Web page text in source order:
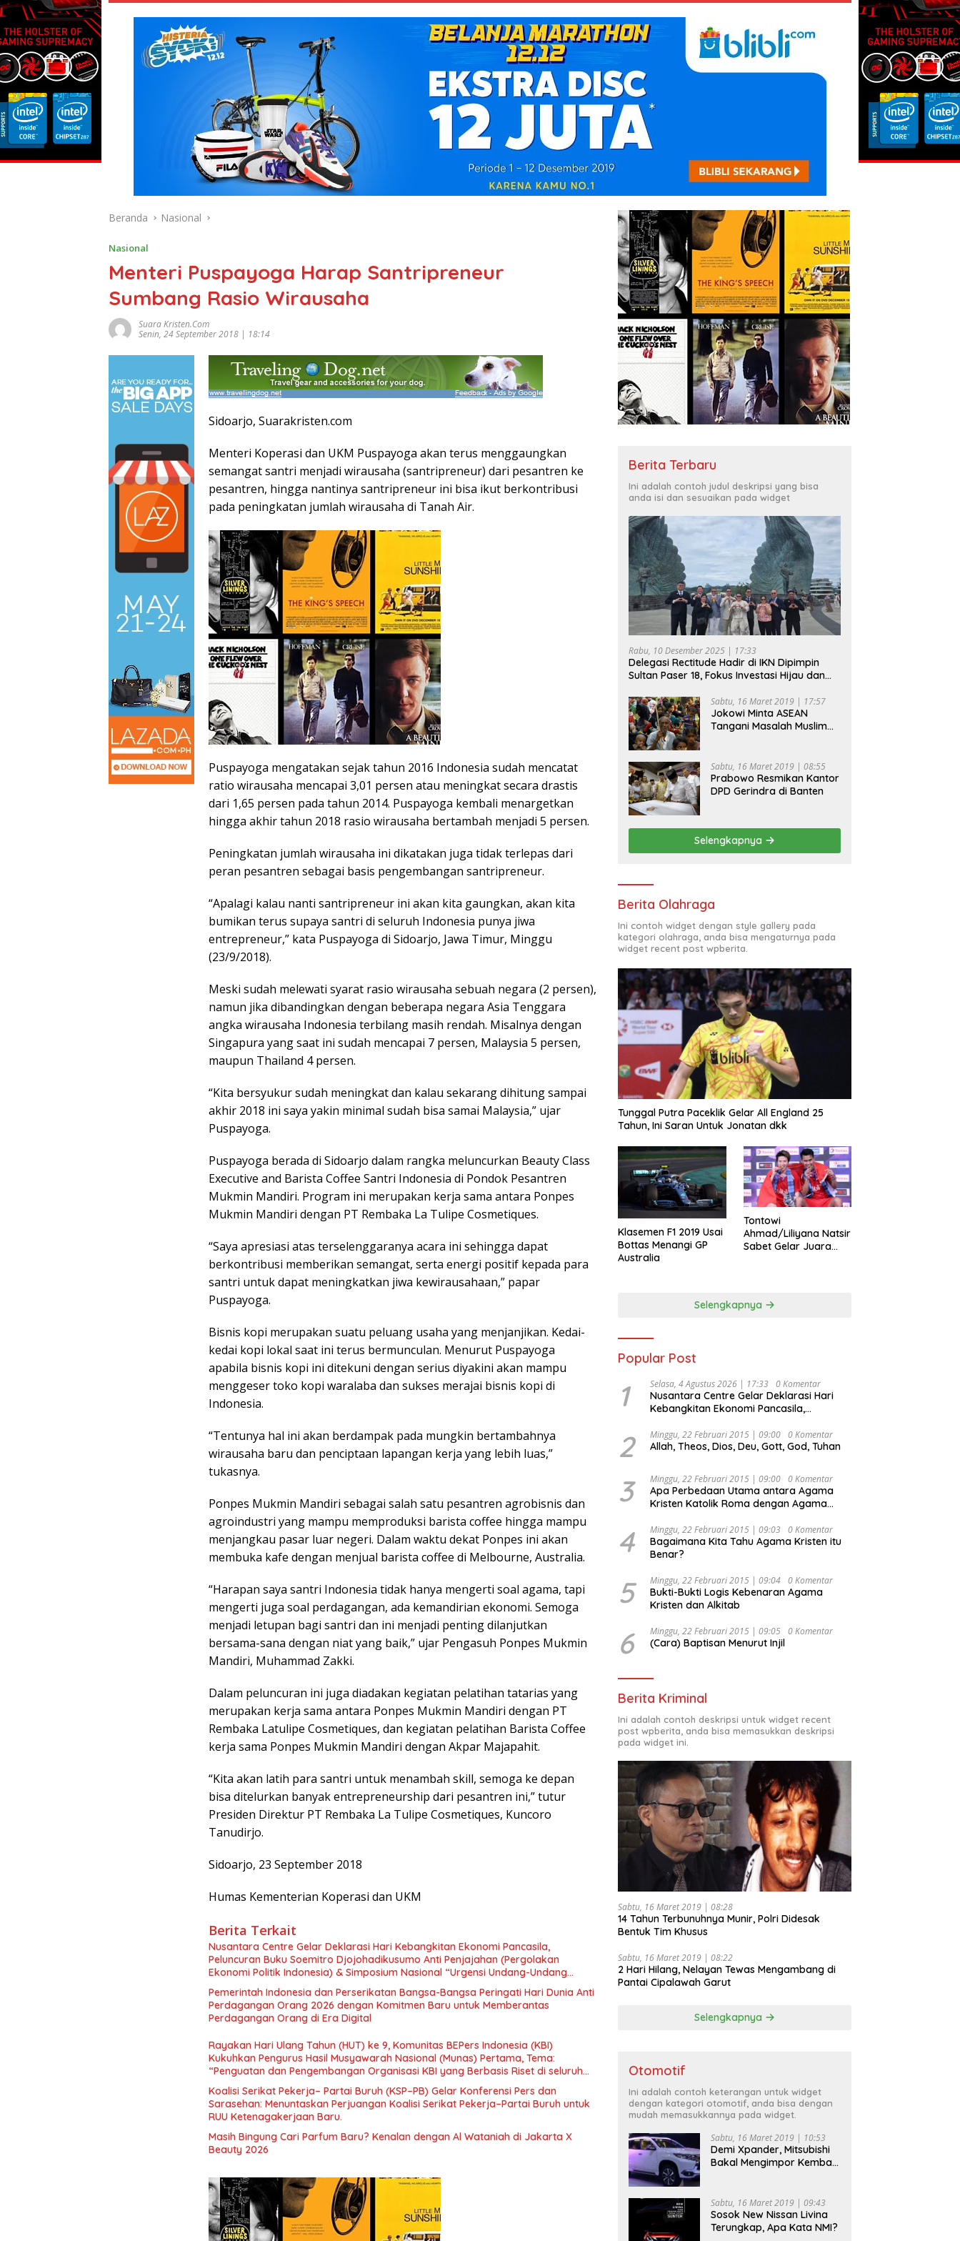
Beranda Nasional
Nasional
Menteri Puspayoga Harap Santripreneur
Sumbang Rasio Wirausaha
Suara Kristen.com
Senin, 24 September 2018 | 18:14
Sidoarjo, Suarakristen.com
Menteri Koperasi dan UKM Puspayoga akan terus menggaungkan
semangat santri menjadi wirausaha (santripreneur) dari pesantren ke
pesantren, hingga nantinya santripreneur ini bisa ikut berkontribusi
pada peningkatan jumlah wirausaha di Tanah Air.
Puspayoga mengatakan sejak tahun 2016 Indonesia sudah mencatat
ratio wirausaha mencapai 3,01 persen atau meningkat secara drastis
dari 1,65 persen pada tahun 2014. Puspayoga kembali menargetkan
hingga akhir tahun 2018 rasio wirausaha bertambah menjadi 5 persen.
Peningkatan jumlah wirausaha ini dikatakan juga tidak terlepas dari
peran pesantren sebagai basis pengembangan santripreneur.
“Apalagi kalau nanti santripreneur ini akan kita gaungkan, akan kita
bumikan terus supaya santri di seluruh Indonesia punya jiwa
entrepreneur,” kata Puspayoga di Sidoarjo, Jawa Timur, Minggu
(23/9/2018).
Meski sudah melewati syarat rasio wirausaha sebuah negara (2 persen),
namun jika dibandingkan dengan beberapa negara Asia Tenggara
angka wirausaha Indonesia terbilang masih rendah. Misalnya dengan
Singapura yang saat ini sudah mencapai 7 persen, Malaysia 5 persen,
maupun Thailand 4 persen.
“Kita bersyukur sudah meningkat dan kalau sekarang dihitung sampai
akhir 2018 ini saya yakin minimal sudah bisa samai Malaysia,” ujar
Puspayoga.
Puspayoga berada di Sidoarjo dalam rangka meluncurkan Beauty Class
Executive and Barista Coffee Santri Indonesia di Pondok Pesantren
Mukmin Mandiri. Program ini merupakan kerja sama antara Ponpes
Mukmin Mandiri dengan PT Rembaka La Tulipe Cosmetiques.
“Saya apresiasi atas terselenggaranya acara ini sehingga dapat
berkontribusi memberikan semangat, serta energi positif kepada para
santri untuk dapat meningkatkan jiwa kewirausahaan,” papar
Puspayoga.
Bisnis kopi merupakan suatu peluang usaha yang menjanjikan. Kedai-
kedai kopi lokal saat ini terus bermunculan. Menurut Puspayoga
apabila bisnis kopi ini ditekuni dengan serius diyakini akan mampu
menggeser toko kopi waralaba dan sukses merajai bisnis kopi di
Indonesia.
“Tentunya hal ini akan berdampak pada mungkin bertambahnya
wirausaha baru dan penciptaan lapangan kerja yang lebih luas,”
tukasnya.
Ponpes Mukmin Mandiri sebagai salah satu pesantren agrobisnis dan
agroindustri yang mampu memproduksi barista coffee hingga mampu
menjangkau pasar luar negeri. Dalam waktu dekat Ponpes ini akan
membuka kafe dengan menjual barista coffee di Melbourne, Australia.
“Harapan saya santri Indonesia tidak hanya mengerti soal agama, tapi
mengerti juga soal perdagangan, ada kemandirian ekonomi. Semoga
menjadi letupan bagi santri dan ini menjadi penting dilanjutkan
bersama-sana dengan niat yang baik,” ujar Pengasuh Ponpes Mukmin
Mandiri, Muhammad Zakki.
Dalam peluncuran ini juga diadakan kegiatan pelatihan tatarias yang
merupakan kerja sama antara Ponpes Mukmin Mandiri dengan PT
Rembaka Latulipe Cosmetiques, dan kegiatan pelatihan Barista Coffee
kerja sama Ponpes Mukmin Mandiri dengan Akpar Majapahit.
“Kita akan latih para santri untuk menambah skill, semoga ke depan
bisa ditelurkan banyak entrepreneurship dari pesantren ini,” tutur
Presiden Direktur PT Rembaka La Tulipe Cosmetiques, Kuncoro
Tanudirjo.
Sidoarjo, 23 September 2018
Humas Kementerian Koperasi dan UKM
Berita Terkait
Nusantara Centre Gelar Deklarasi Hari Kebangkitan Ekonomi Pancasila,
Peluncuran Buku Soemitro Djojohadikusumo Anti Penjajahan (Pergolakan
Ekonomi Politik Indonesia) & Simposium Nasional “Urgensi Undang-Undang
Perekonomian Nasional dan Kesejahteraan Sosial dalam Menata Bangsa Menuju
Indonesia Emas 2045”,
Pemerintah Indonesia dan Perserikatan Bangsa-Bangsa Peringati Hari Dunia Anti
Perdagangan Orang 2026 dengan Komitmen Baru untuk Memberantas
Perdagangan Orang di Era Digital
Rayakan Hari Ulang Tahun (HUT) ke 9, Komunitas BEPers Indonesia (KBI)
Kukuhkan Pengurus Hasil Musyawarah Nasional (Munas) Pertama, Tema:
“Penguatan dan Pengembangan Organisasi KBI yang Berbasis Riset di seluruh
Indonesia dan Mancanegara”.
Koalisi Serikat Pekerja– Partai Buruh (KSP–PB) Gelar Konferensi Pers dan
Sarasehan: Menuntaskan Perjuangan Koalisi Serikat Pekerja–Partai Buruh untuk
RUU Ketenagakerjaan Baru.
Masih Bingung Cari Parfum Baru? Kenalan dengan Al Wataniah di Jakarta X
Beauty 2026
Berita Terbaru
Ini adalah contoh judul deskripsi yang bisa
anda isi dan sesuaikan pada widget
Rabu, 10 Desember 2025 | 17:33
Delegasi Rectitude Hadir di IKN Dipimpin
Sultan Paser 18, Fokus Investasi Hijau dan
Sabtu, 16 Maret 2019 | 17:57
Jokowi Minta ASEAN
Tangani Masalah Muslim
Sabtu, 16 Maret 2019 | 08:55
Prabowo Resmikan Kantor
DPD Gerindra di Banten
Selengkapnya
Berita Olahraga
Ini contoh widget dengan style gallery pada
kategori olahraga, anda bisa mengaturnya pada
widget recent post wpberita.
Tunggal Putra Paceklik Gelar All England 25
Tahun, Ini Saran Untuk Jonatan dkk
Klasemen F1 2019 Usai
Bottas Menangi GP
Australia
Tontowi
Ahmad/Liliyana Natsir
Sabet Gelar Juara
Selengkapnya
Popular Post
1 Selasa, 4 Agustus 2026 | 17:33 0 Komentar
Nusantara Centre Gelar Deklarasi Hari
Kebangkitan Ekonomi Pancasila,
Djojohadikusumo Anti Penjajahan
(Pergolakan Ekonomi Politik Indonesia) &
Undang Perekonomian Nasional dan
Kesejahteraan Sosial dalam Menata
Bangsa Menuju Indonesia Emas 2045”,
2 Minggu, 22 Februari 2015 | 09:00 0 Komentar
Allah, Theos, Dios, Deu, Gott, God, Tuhan
3 Minggu, 22 Februari 2015 | 09:00 0 Komentar
Apa Perbedaan Utama antara Agama
Kristen Katolik Roma dengan Agama
4 Minggu, 22 Februari 2015 | 09:03 0 Komentar
Bagaimana Kita Tahu Agama Kristen itu
Benar?
5 Minggu, 22 Februari 2015 | 09:04 0 Komentar
Bukti-Bukti Logis Kebenaran Agama
Kristen dan Alkitab
6 Minggu, 22 Februari 2015 | 09:05 0 Komentar
(Cara) Baptisan Menurut Injil
Berita Kriminal
Ini adalah contoh deskripsi untuk widget recent
post wpberita, anda bisa memasukkan deskripsi
pada widget ini.
Sabtu, 16 Maret 2019 | 08:28
14 Tahun Terbunuhnya Munir, Polri Didesak
Bentuk Tim Khusus
Sabtu, 16 Maret 2019 | 08:22
2 Hari Hilang, Nelayan Tewas Mengambang di
Pantai Cipalawah Garut
Selengkapnya
Otomotif
Ini adalah contoh keterangan untuk widget
dengan kategori otomotif, anda bisa dengan
mudah memasukkannya pada widget.
Sabtu, 16 Maret 2019 | 10:53
Demi Xpander, Mitsubishi
Bakal Mengimpor Kembali
Sabtu, 16 Maret 2019 | 09:43
Sosok New Nissan Livina
Terungkap, Apa Kata NMI?